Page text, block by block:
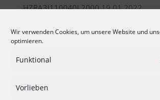
Wir verwenden Cookies, um unsere Website und
optimieren.
Funktional
Vorlieben
HZRA3J110040L2000 19.01.2022
HZR106130090L2000
CONDITIONS